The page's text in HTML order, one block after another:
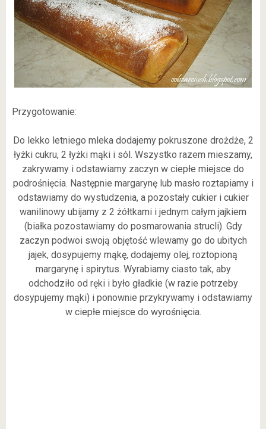
Przygotowanie:
Do lekko letniego mleka dodajemy pokruszone drożdże, 2
łyżki cukru, 2 łyżki mąki i sól. Wszystko razem mieszamy,
zakrywamy i odstawiamy zaczyn w ciepłe miejsce do
podrośnięcia. Następnie margarynę lub masło roztapiamy i
odstawiamy do wystudzenia, a pozostały cukier i cukier
wanilinowy ubijamy z 2 żółtkami i jednym całym jajkiem
(białka pozostawiamy do posmarowania strucli). Gdy
zaczyn podwoi swoją objętość wlewamy go do ubitych
jajek, dosypujemy mąkę, dodajemy olej, roztopioną
margarynę i spirytus. Wyrabiamy ciasto tak, aby
odchodziło od ręki i było gładkie (w razie potrzeby
dosypujemy mąki) i ponownie przykrywamy i odstawiamy
w ciepłe miejsce do wyrośnięcia.